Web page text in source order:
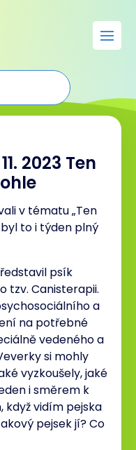
2023 Ten
v tématu „Ten
to i týden plný
psík
tzv. Canisterapii.
a
na potřebné
vedeného a
si mohly
vyzkoušely, jaké
i směrem k
když vidím pejska
pejsek jí? Co